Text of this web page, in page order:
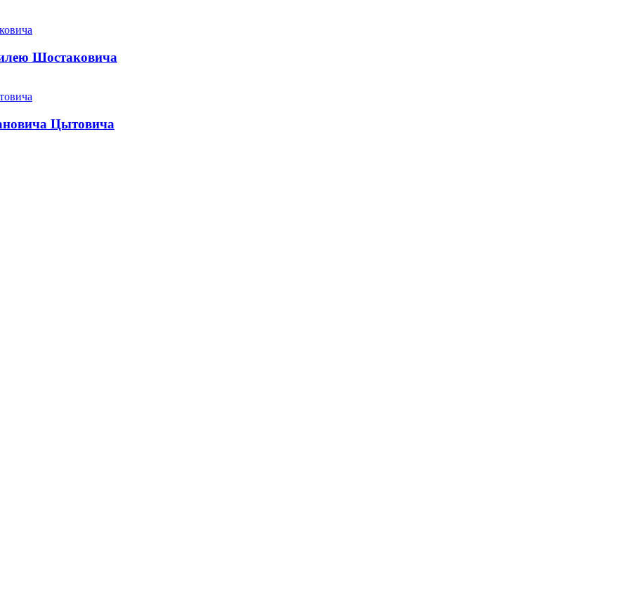
Шостаковича
Цытовича